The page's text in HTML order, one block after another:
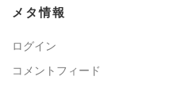
メタ情報
ログイン
コメントフィード